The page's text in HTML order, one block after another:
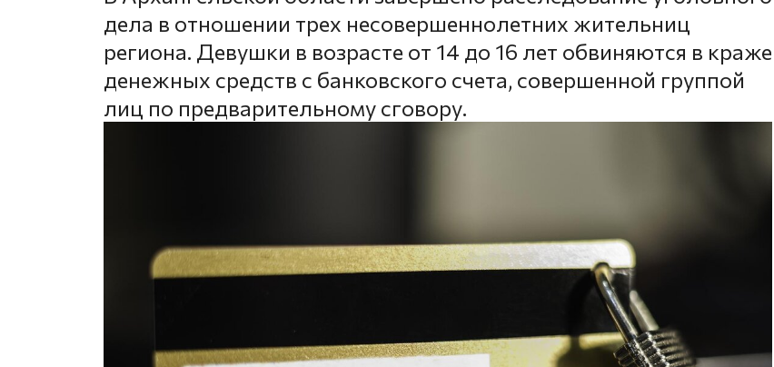
дела в отношении трех несовершеннолетних жительниц
региона. Девушки в возрасте от 14 до 16 лет обвиняются в краже
денежных средств с банковского счета, совершенной группой
лиц по предварительному сговору.